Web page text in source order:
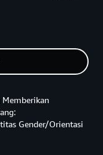
Memberikan
Gender/Orientasi